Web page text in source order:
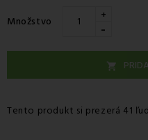
Množstvo +
-

Tento produkt si prezerá 41